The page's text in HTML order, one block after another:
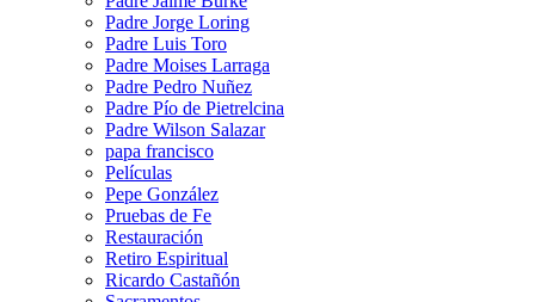
Padre Jorge Loring
Padre Luis Toro
Padre Moises Larraga
Padre Pedro Nuñez
Padre Pío de Pietrelcina
Padre Wilson Salazar
papa francisco
Películas
Pepe González
Pruebas de Fe
Restauración
Retiro Espiritual
Ricardo Castañón